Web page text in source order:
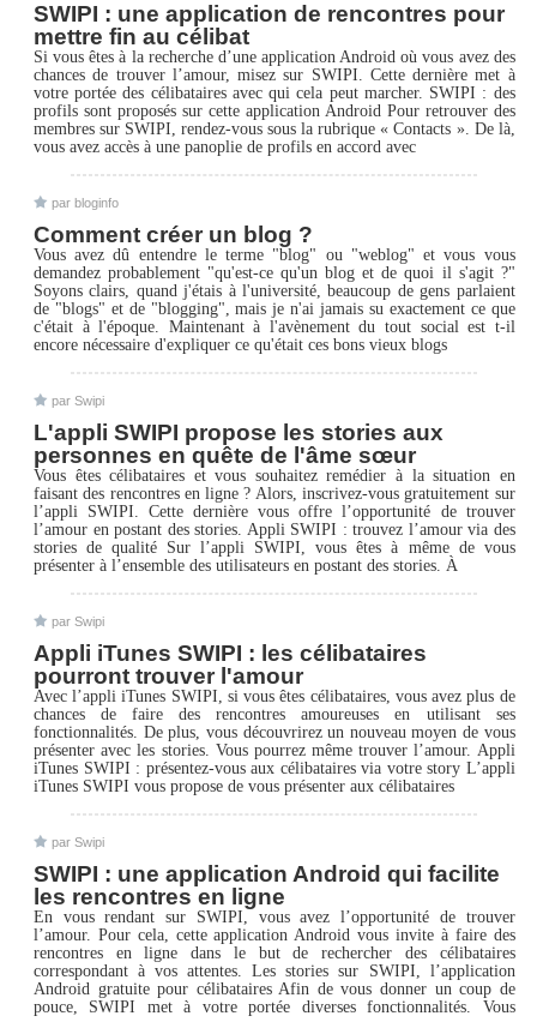
SWIPI : une application de rencontres pour
mettre fin au célibat
Si vous êtes à la recherche d’une application Android où vous avez des
chances de trouver l’amour, misez sur SWIPI. Cette dernière met à
votre portée des célibataires avec qui cela peut marcher. SWIPI : des
profils sont proposés sur cette application Android Pour retrouver des
membres sur SWIPI, rendez-vous sous la rubrique « Contacts ». De là,
vous avez accès à une panoplie de profils en accord avec
par bloginfo
Comment créer un blog ?
Vous avez dû entendre le terme "blog" ou "weblog" et vous vous
demandez probablement "qu'est-ce qu'un blog et de quoi il s'agit ?"
Soyons clairs, quand j'étais à l'université, beaucoup de gens parlaient
de "blogs" et de "blogging", mais je n'ai jamais su exactement ce que
c'était à l'époque. Maintenant à l'avènement du tout social est t-il
encore nécessaire d'expliquer ce qu'était ces bons vieux blogs
par Swipi
L'appli SWIPI propose les stories aux
personnes en quête de l'âme sœur
Vous êtes célibataires et vous souhaitez remédier à la situation en
faisant des rencontres en ligne ? Alors, inscrivez-vous gratuitement sur
l’appli SWIPI. Cette dernière vous offre l’opportunité de trouver
l’amour en postant des stories. Appli SWIPI : trouvez l’amour via des
stories de qualité Sur l’appli SWIPI, vous êtes à même de vous
présenter à l’ensemble des utilisateurs en postant des stories. À
par Swipi
Appli iTunes SWIPI : les célibataires
pourront trouver l'amour
Avec l’appli iTunes SWIPI, si vous êtes célibataires, vous avez plus de
chances de faire des rencontres amoureuses en utilisant ses
fonctionnalités. De plus, vous découvrirez un nouveau moyen de vous
présenter avec les stories. Vous pourrez même trouver l’amour. Appli
iTunes SWIPI : présentez-vous aux célibataires via votre story L’appli
iTunes SWIPI vous propose de vous présenter aux célibataires
par Swipi
SWIPI : une application Android qui facilite
les rencontres en ligne
En vous rendant sur SWIPI, vous avez l’opportunité de trouver
l’amour. Pour cela, cette application Android vous invite à faire des
rencontres en ligne dans le but de rechercher des célibataires
correspondant à vos attentes. Les stories sur SWIPI, l’application
Android gratuite pour célibataires Afin de vous donner un coup de
pouce, SWIPI met à votre portée diverses fonctionnalités. Vous